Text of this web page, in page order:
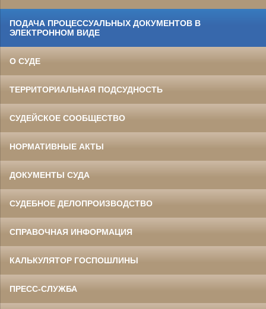
ПОДАЧА ПРОЦЕССУАЛЬНЫХ ДОКУМЕНТОВ В
ЭЛЕКТРОННОМ ВИДЕ
О СУДЕ
ТЕРРИТОРИАЛЬНАЯ ПОДСУДНОСТЬ
СУДЕЙСКОЕ СООБЩЕСТВО
НОРМАТИВНЫЕ АКТЫ
ДОКУМЕНТЫ СУДА
СУДЕБНОЕ ДЕЛОПРОИЗВОДСТВО
СПРАВОЧНАЯ ИНФОРМАЦИЯ
КАЛЬКУЛЯТОР ГОСПОШЛИНЫ
ПРЕСС-СЛУЖБА